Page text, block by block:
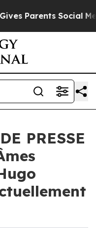
Social Media
PRESSE